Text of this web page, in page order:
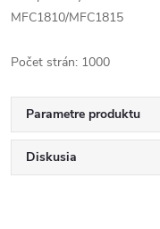
MFC1810/MFC1815
Počet strán: 1000
Parametre produktu
Diskusia